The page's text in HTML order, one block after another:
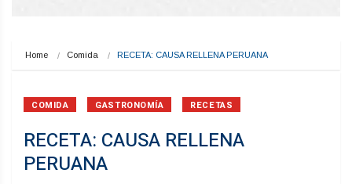
Home Comida RECETA: CAUSA RELLENA PERUANA
COMIDA GASTRONOMÍA RECETAS
RECETA: CAUSA RELLENA
PERUANA